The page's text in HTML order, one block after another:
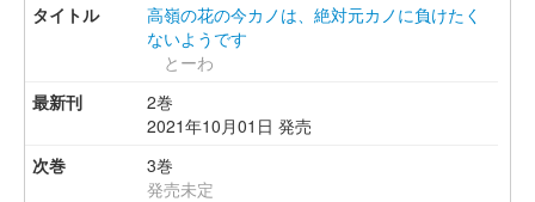
高嶺の花の今カノは、絶対元カノに負けたく
ないようです
とーわ
2巻
2021年10月01日 発売
3巻
発売未定